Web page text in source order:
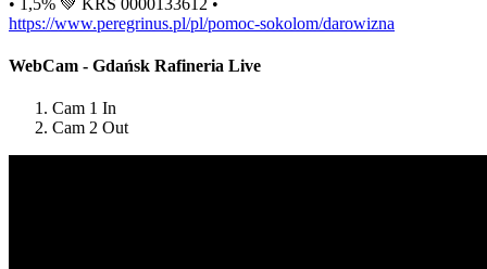
https://www.peregrinus.pl/pl/pomoc-sokolom/darowizna
WebCam - Gdańsk Rafineria Live
Cam 1 In
Cam 2 Out